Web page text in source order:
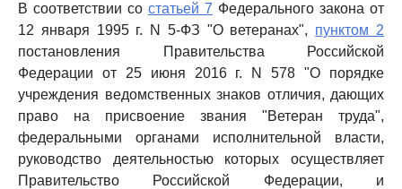
В соответствии со статьей 7 Федерального закона от
12 января 1995 г. N 5-ФЗ "О ветеранах", пунктом 2
постановления Правительства Российской
Федерации от 25 июня 2016 г. N 578 "О порядке
учреждения ведомственных знаков отличия, дающих
право на присвоение звания "Ветеран труда",
федеральными органами исполнительной власти,
руководство деятельностью которых осуществляет
Правительство Российской Федерации, и